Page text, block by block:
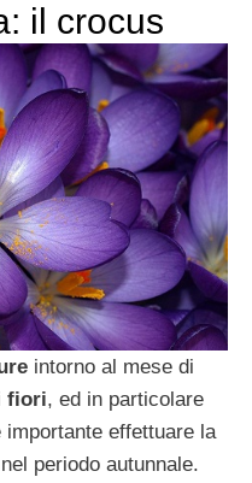
il crocus
intorno al mese di
fiori, ed in particolare
importante effettuare la
periodo autunnale.